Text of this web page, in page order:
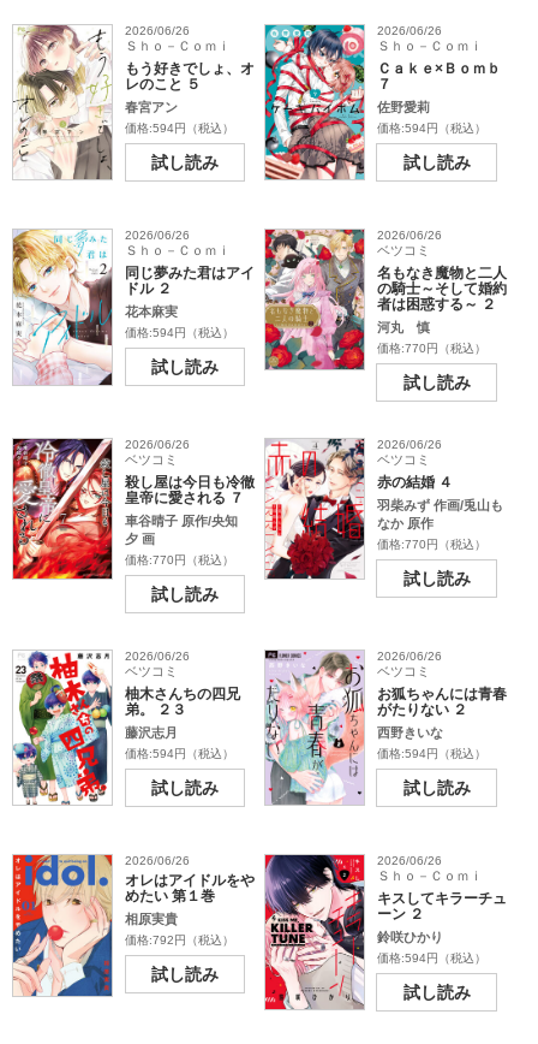
2026/06/26
Ｓｈｏ－Ｃｏｍｉ
もう好きでしょ、オ
レのこと ５
春宮アン
価格:594円（税込）
試し読み
2026/06/26
Ｓｈｏ－Ｃｏｍｉ
Ｃａｋｅ×Ｂｏｍｂ
７
佐野愛莉
価格:594円（税込）
試し読み
2026/06/26
Ｓｈｏ－Ｃｏｍｉ
同じ夢みた君はアイ
ドル ２
花本麻実
価格:594円（税込）
試し読み
2026/06/26
ベツコミ
名もなき魔物と二人
の騎士～そして婚約
者は困惑する～ ２
河丸 慎
価格:770円（税込）
試し読み
2026/06/26
ベツコミ
殺し屋は今日も冷徹
皇帝に愛される ７
車谷晴子 原作/央知
夕 画
価格:770円（税込）
試し読み
2026/06/26
ベツコミ
赤の結婚 ４
羽柴みず 作画/兎山も
なか 原作
価格:770円（税込）
試し読み
2026/06/26
ベツコミ
柚木さんちの四兄
弟。 ２３
藤沢志月
価格:594円（税込）
試し読み
2026/06/26
ベツコミ
お狐ちゃんには青春
がたりない ２
西野きいな
価格:594円（税込）
試し読み
2026/06/26
オレはアイドルをや
めたい 第１巻
相原実貴
価格:792円（税込）
試し読み
2026/06/26
Ｓｈｏ－Ｃｏｍｉ
キスしてキラーチュ
ーン ２
鈴咲ひかり
価格:594円（税込）
試し読み